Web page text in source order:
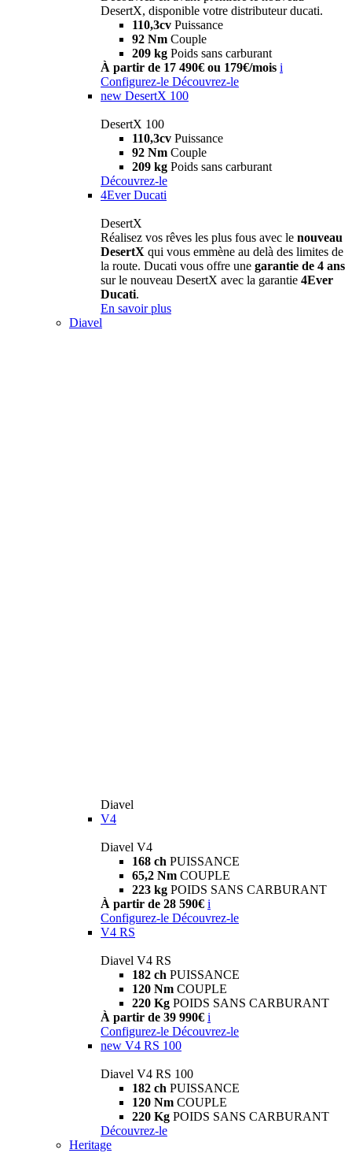
DesertX, disponible votre distributeur ducati.
110,3cv Puissance
92 Nm Couple
209 kg Poids sans carburant
À partir de 17 490€ ou 179€/mois i
Configurez-le Découvrez-le
new DesertX 100
DesertX 100
110,3cv Puissance
92 Nm Couple
209 kg Poids sans carburant
Découvrez-le
4Ever Ducati
DesertX
Réalisez vos rêves les plus fous avec le nouveau
DesertX qui vous emmène au delà des limites de
la route. Ducati vous offre une garantie de 4 ans
sur le nouveau DesertX avec la garantie 4Ever
Ducati.
En savoir plus
Diavel
Diavel
V4
Diavel V4
168 ch PUISSANCE
65,2 Nm COUPLE
223 kg POIDS SANS CARBURANT
À partir de 28 590€ i
Configurez-le Découvrez-le
V4 RS
Diavel V4 RS
182 ch PUISSANCE
120 Nm COUPLE
220 Kg POIDS SANS CARBURANT
À partir de 39 990€ i
Configurez-le Découvrez-le
new V4 RS 100
Diavel V4 RS 100
182 ch PUISSANCE
120 Nm COUPLE
220 Kg POIDS SANS CARBURANT
Découvrez-le
Heritage